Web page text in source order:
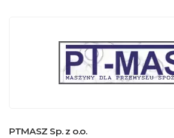
PTMASZ Sp. z o.o.